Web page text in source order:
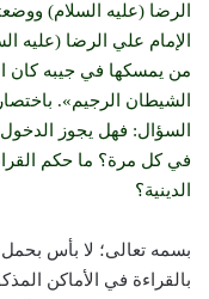
الرضا (عليه السلام)
الإمام علي الرضا (عليه
من يمسكها في جيبه كان
الشيطان الرجيم».
السؤال: فهل يجوز
في كل مرة؟ ما حكم
الدينية؟
بسمه تعالى؛ لا بأس بحمل
بالقراءة في الأماكن